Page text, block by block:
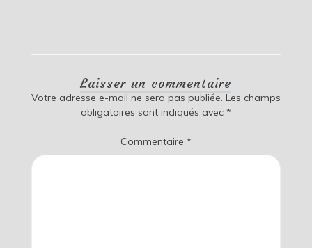
Laisser un commentaire
Votre adresse e-mail ne sera pas publiée. Les champs
obligatoires sont indiqués avec *
Commentaire *